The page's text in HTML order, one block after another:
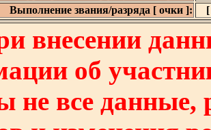
Выполнение звания/разряда [ очки ]:
внесении
об
не все